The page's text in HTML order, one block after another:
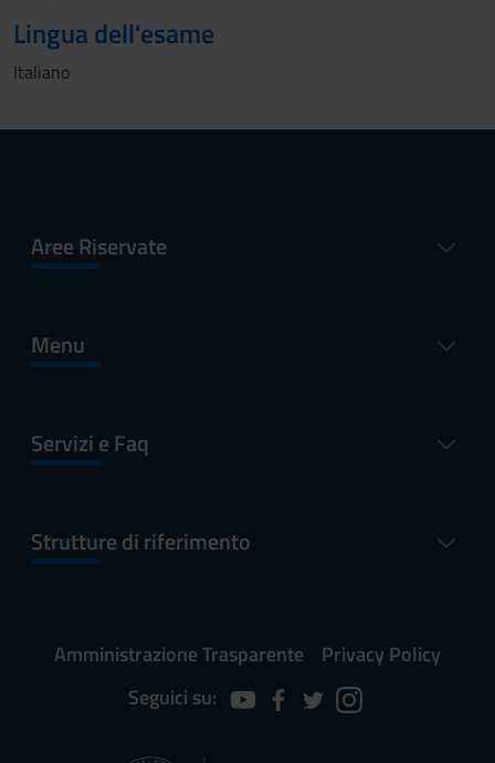
Lingua dell'esame
Italiano
Aree Riservate
Menu
Servizi e Faq
Strutture di riferimento
Amministrazione Trasparente
Privacy Policy
Seguici su: